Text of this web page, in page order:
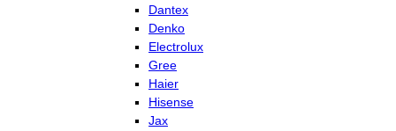
Dantex
Denko
Electrolux
Gree
Haier
Hisense
Jax